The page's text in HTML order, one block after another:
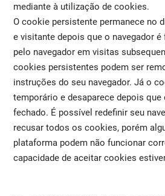
mediante à utilização de cookies.
O cookie persistente permanece no
e visitante depois que o navegador é
pelo navegador em visitas
cookies persistentes podem ser
instruções do seu navegador. Já o
temporário e desaparece depois que
fechado. É possível redefinir seu
recusar todos os cookies, porém
plataforma podem não funcionar
capacidade de aceitar cookies